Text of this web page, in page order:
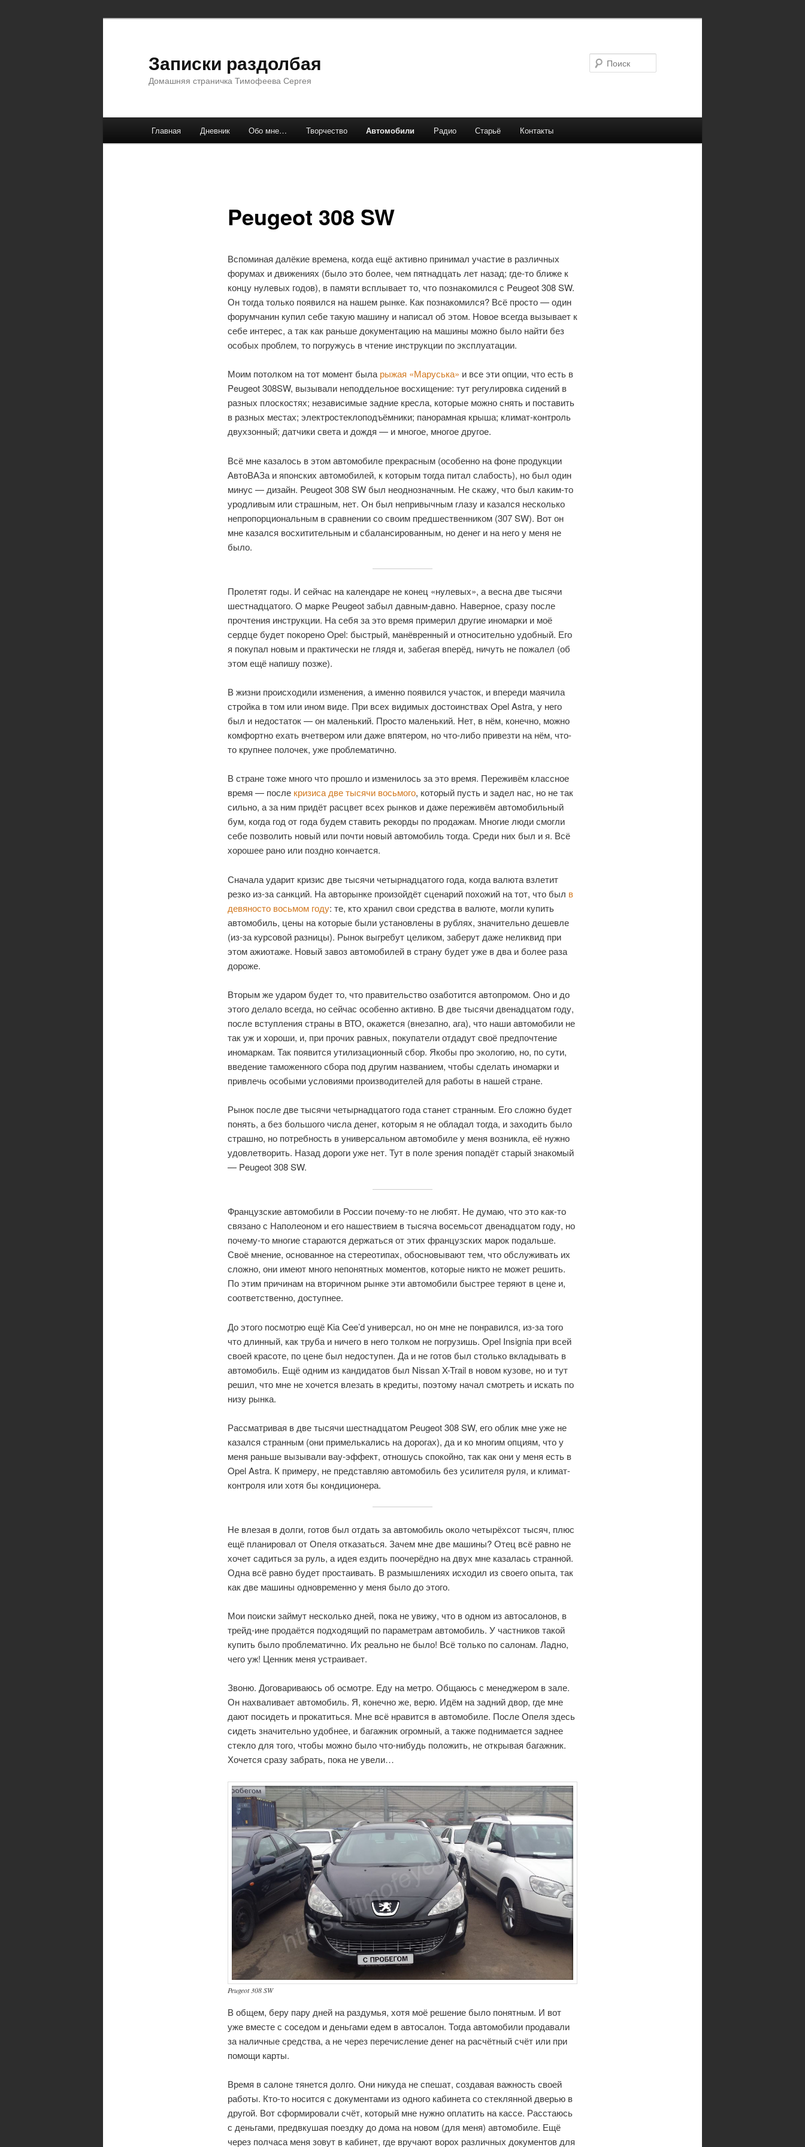
Записки раздолбая
Домашняя страничка Тимофеева Сергея
Главная Дневник Обо мне… Творчество Автомобили Радио Старьё Контакты
Peugeot 308 SW
Вспоминая далёкие времена, когда ещё активно принимал участие в различных
форумах и движениях (было это более, чем пятнадцать лет назад; где-то ближе к
концу нулевых годов), в памяти всплывает то, что познакомился с Peugeot 308 SW.
Он тогда только появился на нашем рынке. Как познакомился? Всё просто — один
форумчанин купил себе такую машину и написал об этом. Новое всегда вызывает к
себе интерес, а так как раньше документацию на машины можно было найти без
особых проблем, то погружусь в чтение инструкции по эксплуатации.
Моим потолком на тот момент быларыжая «Маруська» и все эти опции, что есть в
Peugeot 308SW, вызывали неподдельное восхищение: тут регулировка сидений в
разных плоскостях; независимые задние кресла, которые можно снять и поставить
в разных местах; электростеклоподъёмники; панорамная крыша; климат-контроль
двухзонный; датчики света и дождя — и многое, многое другое.
Всё мне казалось в этом автомобиле прекрасным (особенно на фоне продукции
АвтоВАЗа и японских автомобилей, к которым тогда питал слабость), но был один
минус — дизайн. Peugeot 308 SW был неоднозначным. Не скажу, что был каким-то
уродливым или страшным, нет. Он был непривычным глазу и казался несколько
непропорциональным в сравнении со своим предшественником (307 SW). Вот он
мне казался восхитительным и сбалансированным, но денег и на него у меня не
было.
Пролетят годы. И сейчас на календаре не конец «нулевых», а весна две тысячи
шестнадцатого. О марке Peugeot забыл давным-давно. Наверное, сразу после
прочтения инструкции. На себя за это время примерил другие иномарки и моё
сердце будет покорено Opel: быстрый, манёвренный и относительно удобный. Его
я покупал новым и практически не глядя и, забегая вперёд, ничуть не пожалел (об
этом ещё напишу позже).
В жизни происходили изменения, а именно появился участок, и впереди маячила
стройка в том или ином виде. При всех видимых достоинствах Opel Astra, у него
был и недостаток — он маленький. Просто маленький. Нет, в нём, конечно, можно
комфортно ехать вчетвером или даже впятером, но что-либо привезти на нём, что-
то крупнее полочек, уже проблематично.
В стране тоже много что прошло и изменилось за это время. Переживём классное
время — после кризиса две тысячи восьмого, который пусть и задел нас, но не так
сильно, а за ним придёт расцвет всех рынков и даже переживём автомобильный
бум, когда год от года будем ставить рекорды по продажам. Многие люди смогли
себе позволить новый или почти новый автомобиль тогда. Среди них был и я. Всё
хорошее рано или поздно кончается.
Сначала ударит кризис две тысячи четырнадцатого года, когда валюта взлетит
резко из-за санкций. На авторынке произойдёт сценарий похожий на тот, что был в
девяносто восьмом году: те, кто хранил свои средства в валюте, могли купить
автомобиль, цены на которые были установлены в рублях, значительно дешевле
(из-за курсовой разницы). Рынок выгребут целиком, заберут даже неликвид при
этом ажиотаже. Новый завоз автомобилей в страну будет уже в два и более раза
дороже.
Вторым же ударом будет то, что правительство озаботится автопромом. Оно и до
этого делало всегда, но сейчас особенно активно. В две тысячи двенадцатом году,
после вступления страны в ВТО, окажется (внезапно, ага), что наши автомобили не
так уж и хороши, и, при прочих равных, покупатели отдадут своё предпочтение
иномаркам. Так появится утилизационный сбор. Якобы про экологию, но, по сути,
введение таможенного сбора под другим названием, чтобы сделать иномарки и
привлечь особыми условиями производителей для работы в нашей стране.
Рынок после две тысячи четырнадцатого года станет странным. Его сложно будет
понять, а без большого числа денег, которым я не обладал тогда, и заходить было
страшно, но потребность в универсальном автомобиле у меня возникла, её нужно
удовлетворить. Назад дороги уже нет. Тут в поле зрения попадёт старый знакомый
— Peugeot 308 SW.
Французские автомобили в России почему-то не любят. Не думаю, что это как-то
связано с Наполеоном и его нашествием в тысяча восемьсот двенадцатом году, но
почему-то многие стараются держаться от этих французских марок подальше.
Своё мнение, основанное на стереотипах, обосновывают тем, что обслуживать их
сложно, они имеют много непонятных моментов, которые никто не может решить.
По этим причинам на вторичном рынке эти автомобили быстрее теряют в цене и,
соответственно, доступнее.
До этого посмотрю ещё Kia Cee’d универсал, но он мне не понравился, из-за того
что длинный, как труба и ничего в него толком не погрузишь. Opel Insignia при всей
своей красоте, по цене был недоступен. Да и не готов был столько вкладывать в
автомобиль. Ещё одним из кандидатов был Nissan X-Trail в новом кузове, но и тут
решил, что мне не хочется влезать в кредиты, поэтому начал смотреть и искать по
низу рынка.
Рассматривая в две тысячи шестнадцатом Peugeot 308 SW, его облик мне уже не
казался странным (они примелькались на дорогах), да и ко многим опциям, что у
меня раньше вызывали вау-эффект, отношусь спокойно, так как они у меня есть в
Opel Astra. К примеру, не представляю автомобиль без усилителя руля, и климат-
контроля или хотя бы кондиционера.
Не влезая в долги, готов был отдать за автомобиль около четырёхсот тысяч, плюс
ещё планировал от Опеля отказаться. Зачем мне две машины? Отец всё равно не
хочет садиться за руль, а идея ездить поочерёдно на двух мне казалась странной.
Одна всё равно будет простаивать. В размышлениях исходил из своего опыта, так
как две машины одновременно у меня было до этого.
Мои поиски займут несколько дней, пока не увижу, что в одном из автосалонов, в
трейд-ине продаётся подходящий по параметрам автомобиль. У частников такой
купить было проблематично. Их реально не было! Всё только по салонам. Ладно,
чего уж! Ценник меня устраивает.
Звоню. Договариваюсь об осмотре. Еду на метро. Общаюсь с менеджером в зале.
Он нахваливает автомобиль. Я, конечно же, верю. Идём на задний двор, где мне
дают посидеть и прокатиться. Мне всё нравится в автомобиле. После Опеля здесь
сидеть значительно удобнее, и багажник огромный, а также поднимается заднее
стекло для того, чтобы можно было что-нибудь положить, не открывая багажник.
Хочется сразу забрать, пока не увели…
Peugeot 308 SW
В общем, беру пару дней на раздумья, хотя моё решение было понятным. И вот
уже вместе с соседом и деньгами едем в автосалон. Тогда автомобили продавали
за наличные средства, а не через перечисление денег на расчётный счёт или при
помощи карты.
Время в салоне тянется долго. Они никуда не спешат, создавая важность своей
работы. Кто-то носится с документами из одного кабинета со стеклянной дверью в
другой. Вот сформировали счёт, который мне нужно оплатить на кассе. Расстаюсь
с деньгами, предвкушая поездку до дома на новом (для меня) автомобиле. Ещё
через полчаса меня зовут в кабинет, где вручают ворох различных документов для